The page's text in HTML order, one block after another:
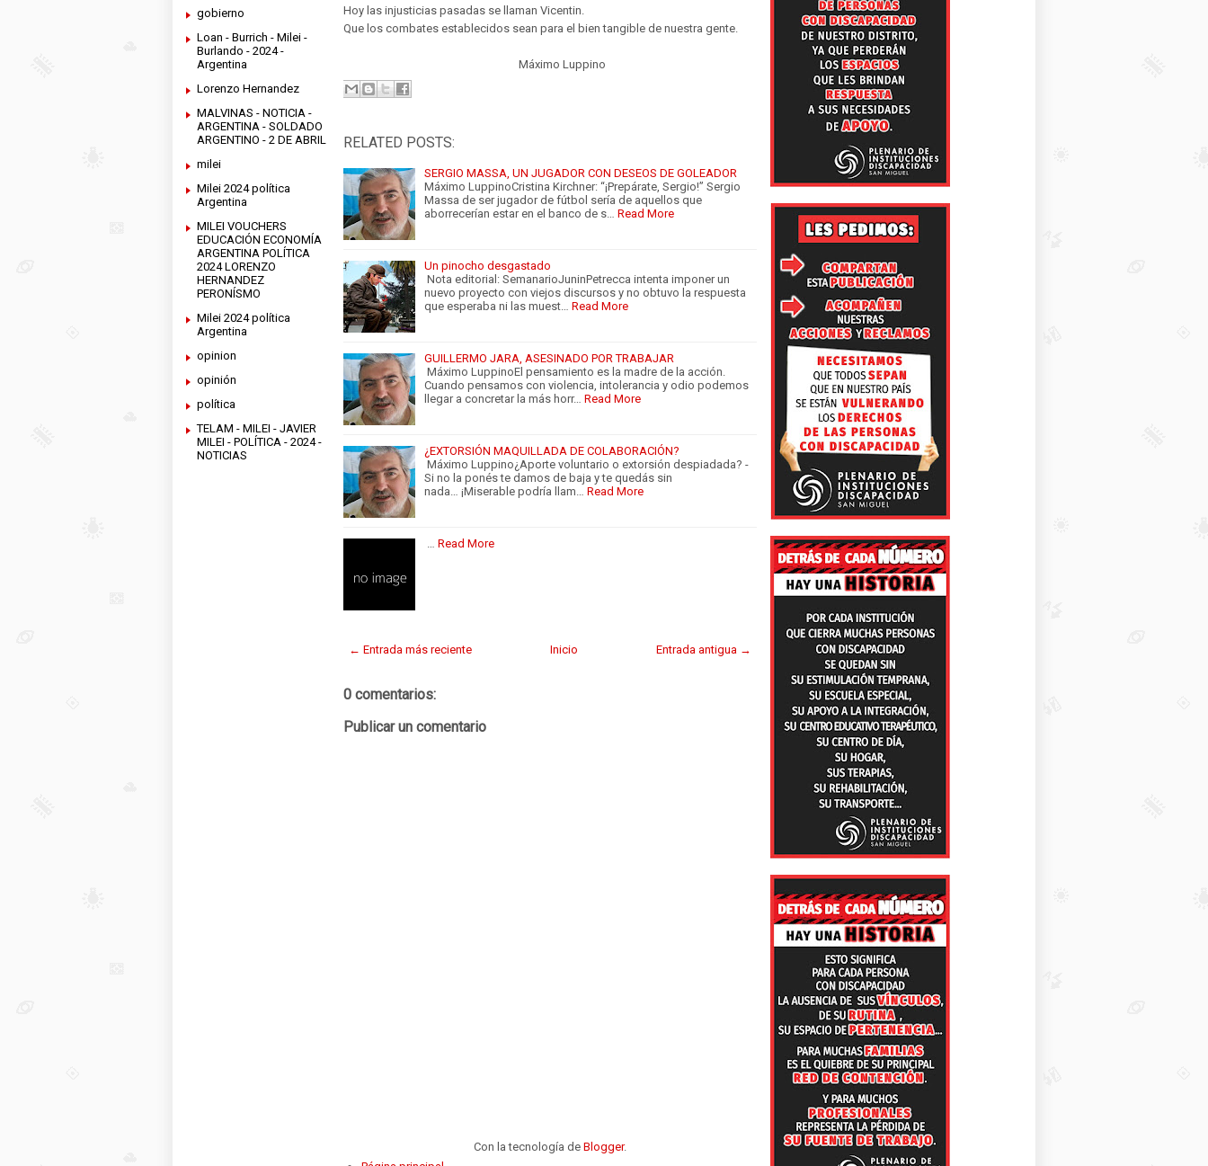
gobierno
Loan - Burrich - Milei -
Burlando - 2024 -
Argentina
Lorenzo Hernandez
MALVINAS - NOTICIA -
ARGENTINA - SOLDADO
ARGENTINO - 2 DE ABRIL
milei
Milei 2024 política
Argentina
MILEI VOUCHERS
EDUCACIÓN ECONOMÍA
ARGENTINA POLÍTICA
2024 LORENZO
HERNANDEZ
PERONÍSMO
Milei 2024 política
Argentina
opinion
opinión
política
TELAM - MILEI - JAVIER
MILEI - POLÍTICA - 2024 -
NOTICIAS
Hoy las injusticias pasadas se llaman Vicentin.
Que los combates establecidos sean para el bien tangible de nuestra gente.
Máximo Luppino
RELATED POSTS:
SERGIO MASSA, UN JUGADOR CON DESEOS DE GOLEADOR
Máximo LuppinoCristina Kirchner: “¡Prepárate, Sergio!” Sergio
Massa de ser jugador de fútbol sería de aquellos que
aborrecerían estar en el banco de s…
Read More
Un pinocho desgastado
Nota editorial: SemanarioJuninPetrecca intenta imponer un
nuevo proyecto con viejos discursos y no obtuvo la respuesta
que esperaba ni las muest…
Read More
GUILLERMO JARA, ASESINADO POR TRABAJAR
Máximo LuppinoEl pensamiento es la madre de la acción.
Cuando pensamos con violencia, intolerancia y odio podemos
llegar a concretar la más horr…
Read More
¿EXTORSIÓN MAQUILLADA DE COLABORACIÓN?
Máximo Luppino¿Aporte voluntario o extorsión despiadada? -
Si no la ponés te damos de baja y te quedás sin
nada… ¡Miserable podría llam…
Read More
Read More
← Entrada más reciente Entrada antigua →
Inicio
0 comentarios:
Publicar un comentario
Con la tecnología de Blogger.